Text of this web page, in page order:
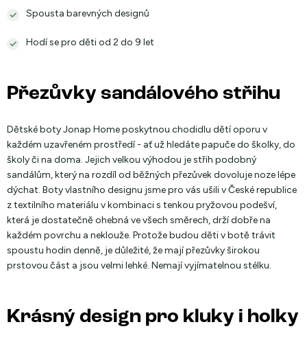
Spousta barevných designů
Hodí se pro děti od 2 do 9 let
Přezůvky sandálového střihu
Dětské boty Jonap Home poskytnou chodidlu dětí oporu v
každém uzavřeném prostředí - ať už hledáte papuče do školky, do
školy či na doma. Jejich velkou výhodou je střih podobný
sandálům, který na rozdíl od běžných přezůvek dovoluje noze lépe
dýchat. Boty vlastního designu jsme pro vás ušili v České republice
z textilního materiálu v kombinaci s tenkou pryžovou podešví,
která je dostatečně ohebná ve všech směrech, drží dobře na
každém povrchu a neklouže. Protože budou děti v botě trávit
spoustu hodin denně, je důležité, že mají přezůvky širokou
prstovou část a jsou velmi lehké. Nemají vyjímatelnou stélku.
Krásný design pro kluky i holky